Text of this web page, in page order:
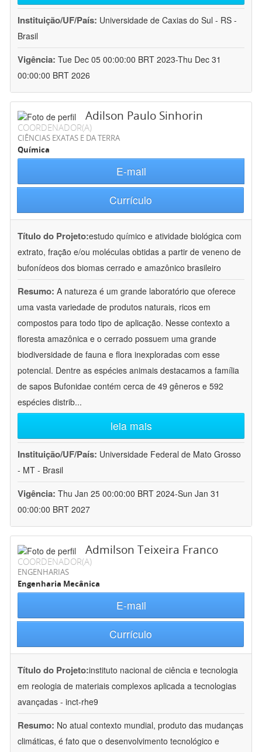
Instituição/UF/País: Universidade de Caxias do Sul - RS -
Brasil
Vigência: Tue Dec 05 00:00:00 BRT 2023-Thu Dec 31
00:00:00 BRT 2026
Adilson Paulo Sinhorin
COORDENADOR(A)
CIÊNCIAS EXATAS E DA TERRA
Química
E-mail
Currículo
Título do Projeto:estudo químico e atividade biológica com
extrato, fração e/ou moléculas obtidas a partir de veneno de
bufonídeos dos biomas cerrado e amazônico brasileiro
Resumo: A natureza é um grande laboratório que oferece
uma vasta variedade de produtos naturais, ricos em
compostos para todo tipo de aplicação. Nesse contexto a
floresta amazônica e o cerrado possuem uma grande
biodiversidade de fauna e flora inexploradas com esse
potencial. Dentre as espécies animais destacamos a família
de sapos Bufonidae contém cerca de 49 gêneros e 592
espécies distrib...
leia mais
Instituição/UF/País: Universidade Federal de Mato Grosso
- MT - Brasil
Vigência: Thu Jan 25 00:00:00 BRT 2024-Sun Jan 31
00:00:00 BRT 2027
Admilson Teixeira Franco
COORDENADOR(A)
ENGENHARIAS
Engenharia Mecânica
E-mail
Currículo
Título do Projeto:instituto nacional de ciência e tecnologia
em reologia de materiais complexos aplicada a tecnologias
avançadas - inct-rhe9
Resumo: No atual contexto mundial, produto das mudanças
climáticas, é fato que o desenvolvimento tecnológico e